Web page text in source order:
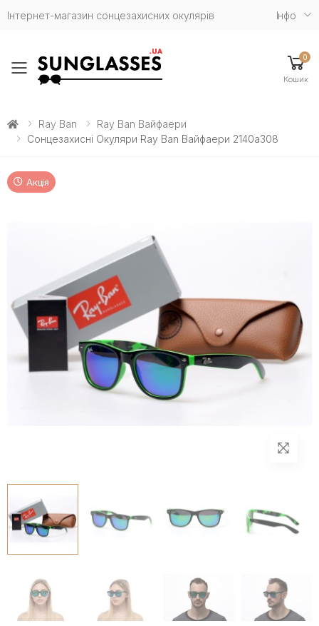
Інтернет-магазин сонцезахисних окулярів Iнфо
Toggle mobile menu
0
Кошик
Ray Ban
Ray Ban Вайфаери
Сонцезахисні Окуляри Ray Ban Вайфаери 2140a308
Акція